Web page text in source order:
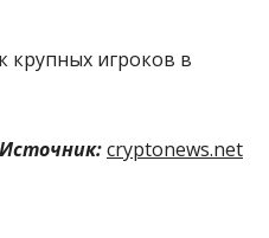
крупных игроков в
Источник:cryptonews.net